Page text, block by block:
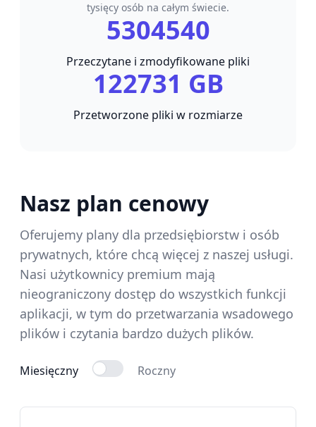
tysięcy osób na całym świecie.
5304540
Przeczytane i zmodyfikowane pliki
122731 GB
Przetworzone pliki w rozmiarze
Nasz plan cenowy
Oferujemy plany dla przedsiębiorstw i osób
prywatnych, które chcą więcej z naszej usługi.
Nasi użytkownicy premium mają
nieograniczony dostęp do wszystkich funkcji
aplikacji, w tym do przetwarzania wsadowego
plików i czytania bardzo dużych plików.
Miesięczny Roczny